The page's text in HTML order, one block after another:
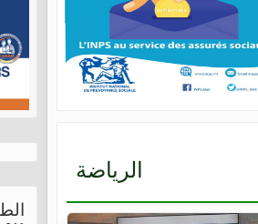
الرياضة